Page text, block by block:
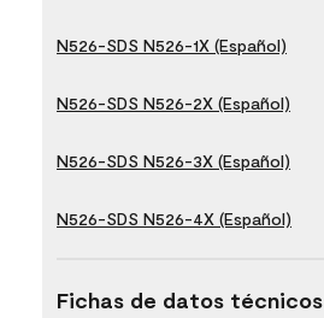
N526-SDS N526-1X (Español)
N526-SDS N526-2X (Español)
N526-SDS N526-3X (Español)
N526-SDS N526-4X (Español)
Fichas de datos técnicos